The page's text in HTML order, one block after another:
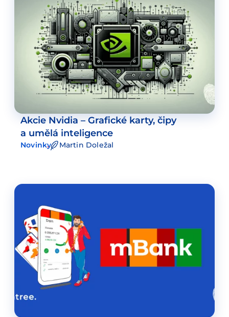
Akcie Nvidia – Grafické karty, čipy
a umělá inteligence
Novinky Martin Doležal